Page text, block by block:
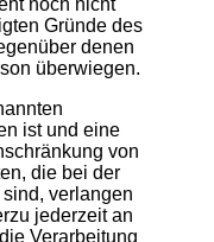
noch nicht
Gründe des
denen
überwiegen.
ist und eine
von
die bei der
verlangen
jederzeit an
Verarbeitung